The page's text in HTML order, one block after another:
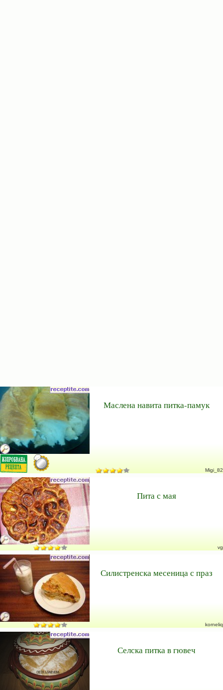
Маслена навита питка-памук
Migi_82
Пита с мая
vg
Силистренска месеница с праз
korneliq
Селска питка в гювеч